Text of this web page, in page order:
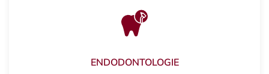
ENDODONTOLOGIE